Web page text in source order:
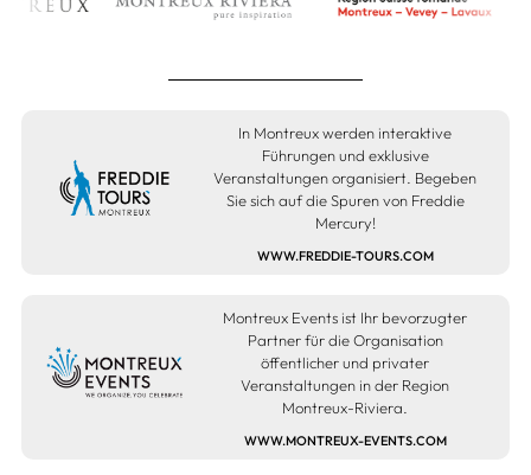
WWW.FREDDIE-TOURS.COM
In Montreux werden interaktive
Führungen und exklusive
Veranstaltungen organisiert. Begeben
Sie sich auf die Spuren von Freddie
Mercury!
WWW.MONTREUX-EVENTS.COM
Montreux Events ist Ihr bevorzugter
Partner für die Organisation
öffentlicher und privater
Veranstaltungen in der Region
Montreux-Riviera.